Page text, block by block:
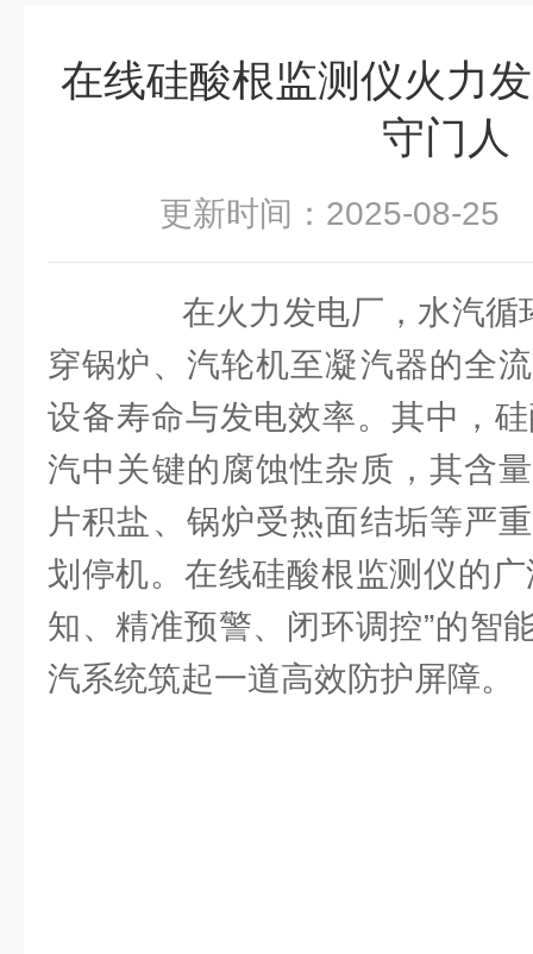
在线硅酸根监测仪火力
守门人
更新时间：2025-08-
在火力发电厂，水汽循
穿锅炉、汽轮机至凝汽器的全
设备寿命与发电效率。其中，
汽中关键的腐蚀性杂质，其含
片积盐、锅炉受热面结垢等严
划停机。在线硅酸根监测仪的
知、精准预警、闭环调控”的智
汽系统筑起一道高效防护屏障。